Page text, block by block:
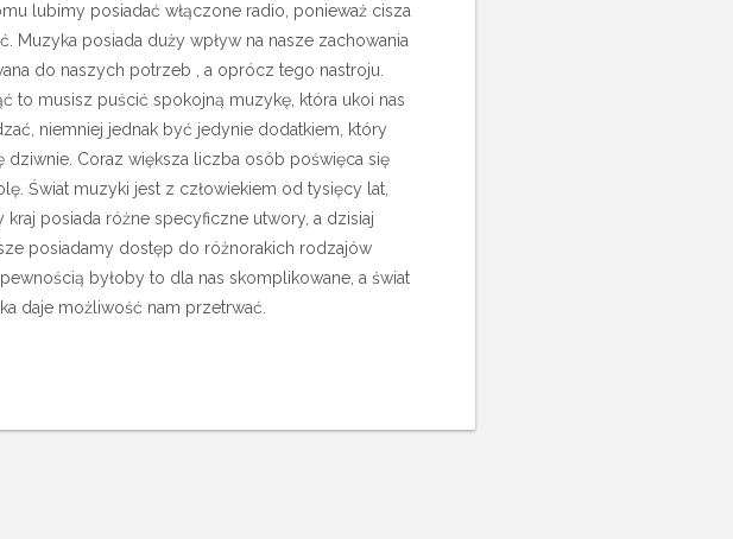
lubimy posiadać włączone radio, ponieważ cisza
Muzyka posiada duży wpływ na nasze zachowania
do naszych potrzeb , a oprócz tego nastroju.
to musisz puścić spokojną muzykę, która ukoi nas
niemniej jednak być jedynie dodatkiem, który
Coraz większa liczba osób poświęca się
Świat muzyki jest z człowiekiem od tysięcy lat,
posiada różne specyficzne utwory, a dzisiaj
posiadamy dostęp do różnorakich rodzajów
byłoby to dla nas skomplikowane, a świat
daje możliwość nam przetrwać.